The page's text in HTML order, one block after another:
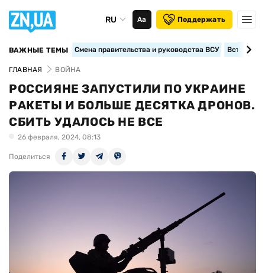
RU Аа Поддержать
ВАЖНЫЕ ТЕМЫ Смена правительства и руководства ВСУ
ГЛАВНАЯ ВОЙНА
РОССИЯНЕ ЗАПУСТИЛИ ПО УКРАИНЕ
РАКЕТЫ И БОЛЬШЕ ДЕСЯТКА ДРОНОВ.
СБИТЬ УДАЛОСЬ НЕ ВСЕ
26 февраля, 2024, 08:13
Поделиться